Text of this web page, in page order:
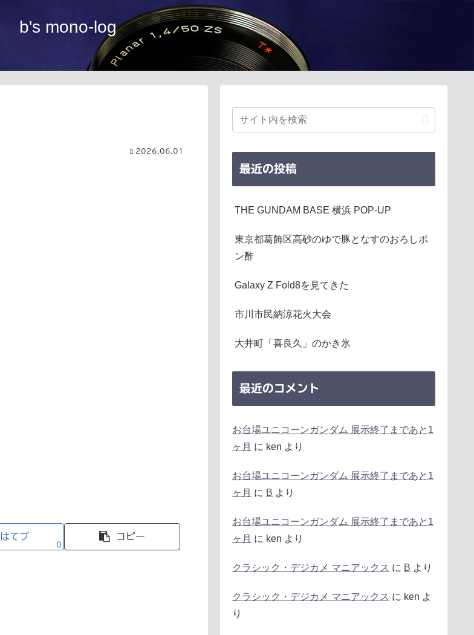
b's mono-log
2026.06.01
はてブ
0
コピー
最近の投稿
THE GUNDAM BASE 横浜 POP-UP
東京都葛飾区高砂のゆで豚となすのおろしポ
ン酢
Galaxy Z Fold8を見てきた
市川市民納涼花火大会
大井町「喜良久」のかき氷
最近のコメント
お台場ユニコーンガンダム 展示終了まであと1
ヶ月 に ken より
お台場ユニコーンガンダム 展示終了まであと1
ヶ月 に B より
お台場ユニコーンガンダム 展示終了まであと1
ヶ月 に ken より
クラシック・デジカメ マニアックス に B より
クラシック・デジカメ マニアックス に ken よ
り